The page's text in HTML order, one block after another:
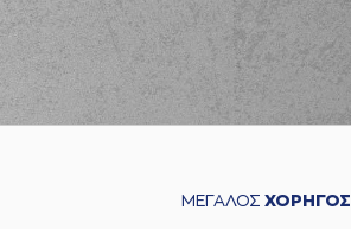
ΜΕΓΑΛΟΣ ΧΟΡΗΓΟΣ